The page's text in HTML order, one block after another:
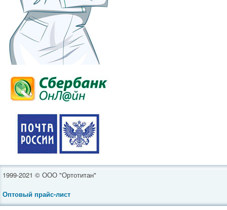
1999-2021 © ООО "Ортотитан"
Оптовый прайс-лист